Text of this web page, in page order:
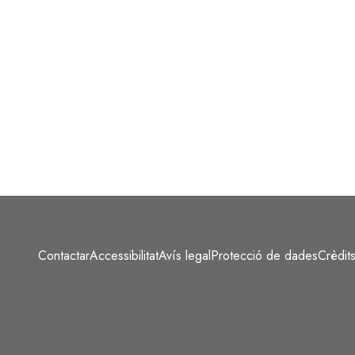
Peu
ContactarAccessibilitatAvís legalProtecció de dadesCrèdits